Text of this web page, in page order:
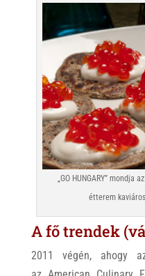
„GO HUNGARY” mondja
étterem
A fő trendek
2011 végén, ahogy